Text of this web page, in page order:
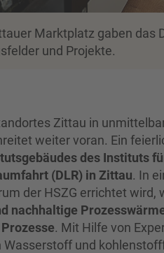
Marktplatz gaben das
und Projekte.
Zittau in
weiter voran. Ein
des Instituts
(DLR) in Zittau. In
der HSZG errichtet wird,
nachhaltige
. Mit Hilfe von
Wasserstoff und